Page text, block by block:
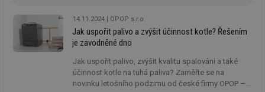
14.11.2024 OPOP s.r.o.
Jak uspořit palivo a zvýšit účinnost kotle? Řešením
je zavodněné dno
Jak uspořit palivo, zvýšit kvalitu spalování a také
účinnost kotle na tuhá paliva? Zaměřte se na
novinku letošního podzimu od české firmy OPOP –